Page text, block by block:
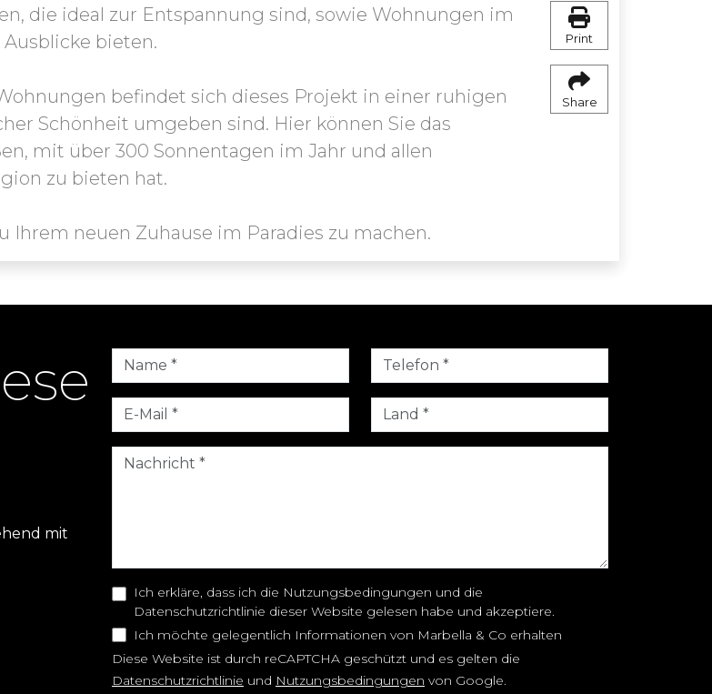
die ideal zur Entspannung sind, sowie Wohnungen im
bieten.
befindet sich dieses Projekt in einer ruhigen
Schönheit umgeben sind. Hier können Sie das
mit über 300 Sonnentagen im Jahr und allen
zu bieten hat.
Ihrem neuen Zuhause im Paradies zu machen.
Print
Share
mit
Ich erkläre, dass ich die Nutzungsbedingungen und die
Datenschutzrichtlinie dieser Website gelesen habe und akzeptiere.
Ich möchte gelegentlich Informationen von Marbella & Co erhalten
Diese Website ist durch reCAPTCHA geschützt und es gelten die
Datenschutzrichtlinie und Nutzungsbedingungen von Google.